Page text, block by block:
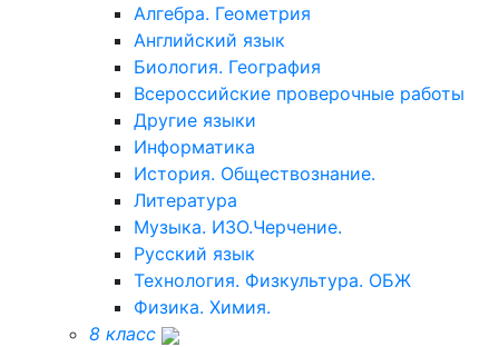
Алгебра. Геометрия
Английский язык
Биология. География
Всероссийские проверочные работы
Другие языки
Информатика
История. Обществознание.
Литература
Музыка. ИЗО.Черчение.
Русский язык
Технология. Физкультура. ОБЖ
Физика. Химия.
8 класс